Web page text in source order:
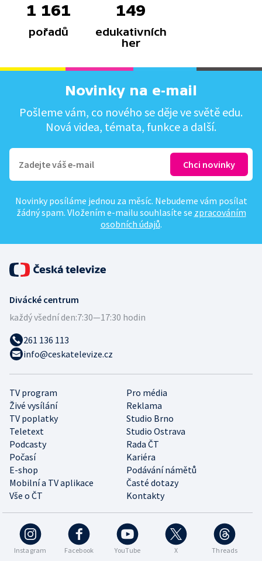
1 161
pořadů
149
edukativních
her
Novinky na e-mail
Pošleme vám, co nového se děje ve světě edu.
Nová videa, témata, funkce a další.
Novinky posíláme jednou za měsíc. Nebudeme vám posílat
žádný spam. Vložením e-mailu souhlasíte se zpracováním
osobních údajů.